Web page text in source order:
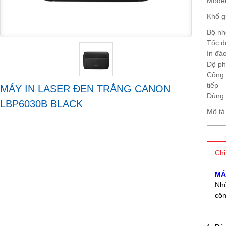
MÁY IN LASER ĐEN TRẮNG CANON
LBP6030B BLACK
Khổ
Bộ
Tốc
In
Độ
Cổng
tiếp
Mô